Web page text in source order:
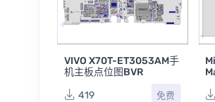
Microsoft Surface pro 6
Madera EV1 M1086941-0
BVR276 免费